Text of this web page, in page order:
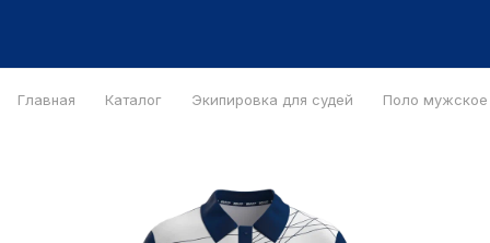
Главная Каталог Экипировка для судей Поло мужское